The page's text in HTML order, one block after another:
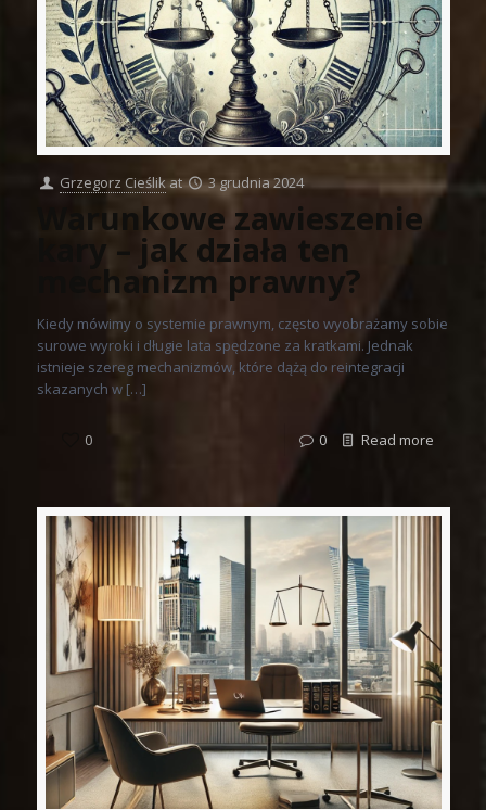
Grzegorz Cieślikat 3 grudnia 2024
Warunkowe zawieszenie
kary – jak działa ten
mechanizm prawny?
Kiedy mówimy o systemie prawnym, często wyobrażamy sobie
surowe wyroki i długie lata spędzone za kratkami. Jednak
istnieje szereg mechanizmów, które dążą do reintegracji
skazanych w […]
0 0 Read more